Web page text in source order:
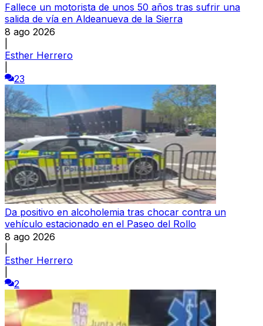
Fallece un motorista de unos 50 años tras sufrir una
salida de vía en Aldeanueva de la Sierra
8 ago 2026
Esther Herrero
23
Da positivo en alcoholemia tras chocar contra un
vehículo estacionado en el Paseo del Rollo
8 ago 2026
Esther Herrero
2